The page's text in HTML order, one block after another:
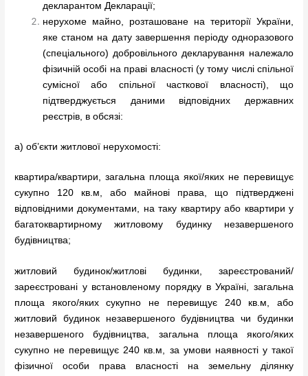
декларантом Декларації;
нерухоме майно, розташоване на території України,
яке станом на дату завершення періоду одноразового
(спеціального) добровільного декларування належало
фізичній особі на праві власності (у тому числі спільної
сумісної або спільної часткової власності), що
підтверджується даними відповідних державних
реєстрів, в обсязі:
а) об’єкти житлової нерухомості:
квартира/квартири, загальна площа якої/яких не перевищує
сукупно 120 кв.м, або майнові права, що підтверджені
відповідними документами, на таку квартиру або квартири у
багатоквартирному житловому будинку незавершеного
будівництва;
житловий будинок/житлові будинки, зареєстрований/
зареєстровані у встановленому порядку в Україні, загальна
площа якого/яких сукупно не перевищує 240 кв.м, або
житловий будинок незавершеного будівництва чи будинки
незавершеного будівництва, загальна площа якого/яких
сукупно не перевищує 240 кв.м, за умови наявності у такої
фізичної особи права власності на земельну ділянку